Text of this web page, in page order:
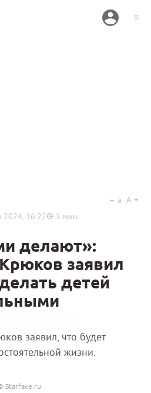
2024, 16:22 1 мин.
a A
делают»:
заявил
детей
заявил, что будет
жизни.
Starface.ru